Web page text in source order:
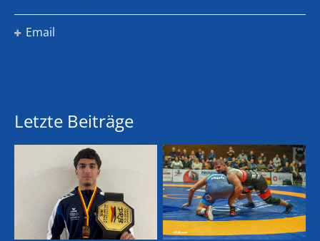
Email
Letzte Beiträge